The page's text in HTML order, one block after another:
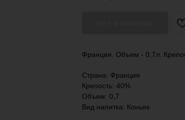
Франция. Объем - 0,7л.
Страна: Франция
Крепость: 40%
Объем: 0,7
Вид напитка: Коньяк